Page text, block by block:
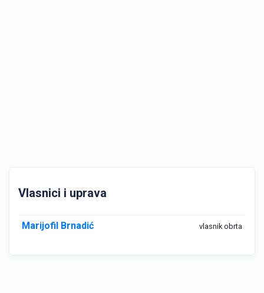
Vlasnici i uprava
Marijofil Brnadić vlasnik obrta